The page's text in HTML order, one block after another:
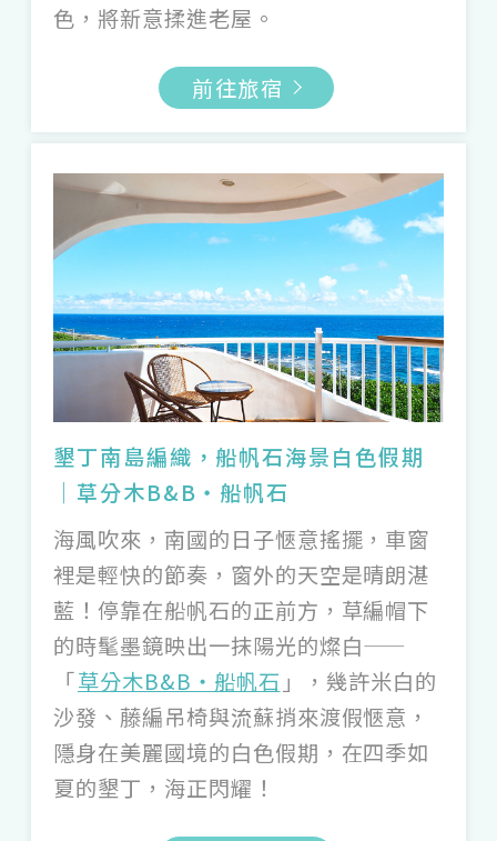
色，將新意揉進老屋。
前往旅宿
墾丁南島編織，船帆石海景白色假期
｜草分木B&B・船帆石
海風吹來，南國的日子愜意搖擺，車窗
裡是輕快的節奏，窗外的天空是晴朗湛
藍！停靠在船帆石的正前方，草編帽下
的時髦墨鏡映出一抹陽光的燦白——
「草分木B&B・船帆石 」，幾許米白的
沙發、藤編吊椅與流蘇捎來渡假愜意，
隱身在美麗國境的白色假期，在四季如
夏的墾丁，海正閃耀！